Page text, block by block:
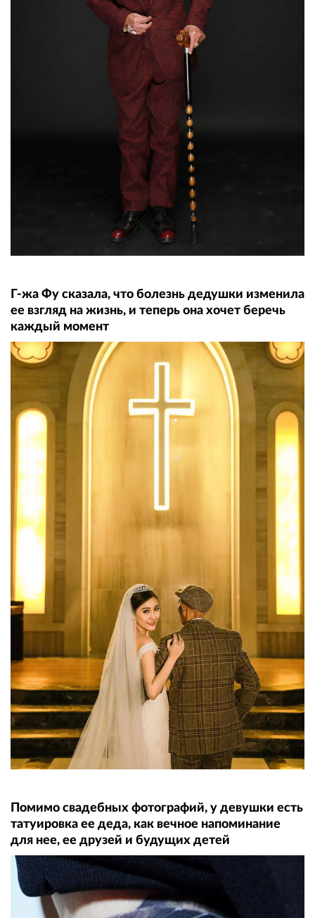
Г-жа Фу сказала, что болезнь дедушки изменила
ее взгляд на жизнь, и теперь она хочет беречь
каждый момент
Помимо свадебных фотографий, у девушки есть
татуировка ее деда, как вечное напоминание
для нее, ее друзей и будущих детей